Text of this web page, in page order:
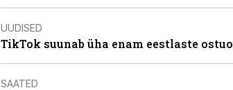
UUDISED
TikTok suunab üha enam eestlaste
SAATED